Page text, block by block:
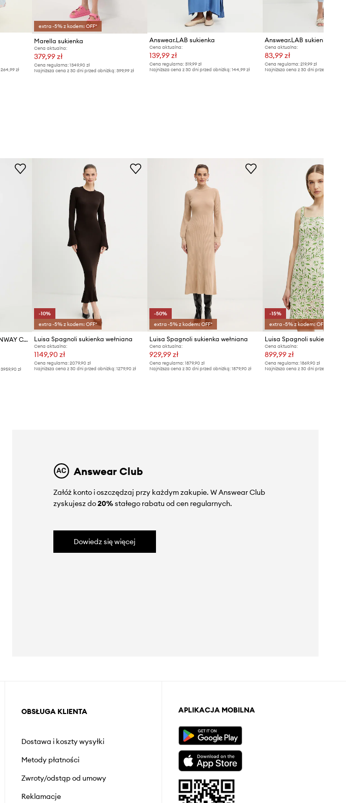
264,99 zł
extra -5% z kodem: OFF*
Marella sukienka
Cena aktualna:
379,99 zł
Cena regularna: 1349,90 zł
Najniższa cena z 30 dni przed obniżką: 399,99 zł
Answear.LAB sukienka
Cena aktualna:
139,99 zł
Cena regularna:319,99 zł
Najniższa cena z 30 dni przed obniżką:144,99 zł
Answear.LAB sukienka
Cena aktualna:
83,99 zł
Cena regularna: 219,99 zł
Najniższa cena z 30 dni przed obniżką:
Luisa Spagnoli sukienka RUNWAY COLLECTION
3959,90 zł
-10%
extra -5% z kodem: OFF*
Luisa Spagnoli sukienka wełniana
Cena aktualna:
1149,90 zł
Cena regularna: 2079,90 zł
Najniższa cena z 30 dni przed obniżką: 1279,90 zł
-50%
extra -5% z kodem: OFF*
Luisa Spagnoli sukienka wełniana
Cena aktualna:
929,99 zł
Cena regularna:1879,90 zł
Najniższa cena z 30 dni przed obniżką:1879,90 zł
-15%
extra -5% z kodem: OFF*
Luisa Spagnoli sukienka
Cena aktualna:
899,99 zł
Cena regularna: 1869,90 zł
Najniższa cena z 30 dni przed obniżką:
Answear Club
Załóż konto i oszczędzaj przy każdym zakupie. W Answear Club
zyskujesz do20%stałego rabatu od cen regularnych.
Dowiedz się więcej
OBSŁUGA KLIENTA
Dostawa i koszty wysyłki
Metody płatności
Zwroty/odstąp od umowy
Reklamacje
APLIKACJA MOBILNA